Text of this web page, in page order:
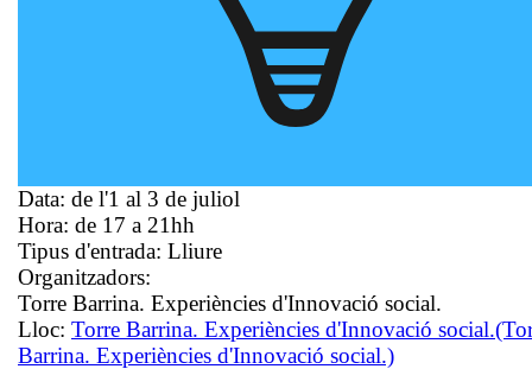
Data: de l'1 al 3 de juliol
Hora: de 17 a 21hh
Tipus d'entrada: Lliure
Organitzadors:
Torre Barrina. Experiències d'Innovació social.
Lloc: Torre Barrina. Experiències d'Innovació social.
Barrina. Experiències d'Innovació social.)